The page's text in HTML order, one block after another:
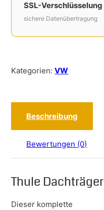
SSL-Verschlüsselung
sichere Datenübertragung
Kategorien:VW
Beschreibung
Bewertungen (0)
Thule Dachträger
Dieser komplette